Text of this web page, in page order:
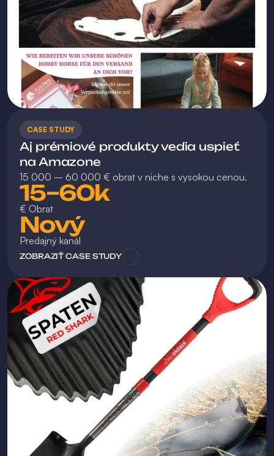
CASE STUDY
Aj prémiové produkty vedia uspieť
na Amazone
15 000 – 60 000 € obrat v niche s vysokou cenou.
15–60k
€ Obrat
Nový
Predajný kanál
ZOBRAZIŤ CASE STUDY